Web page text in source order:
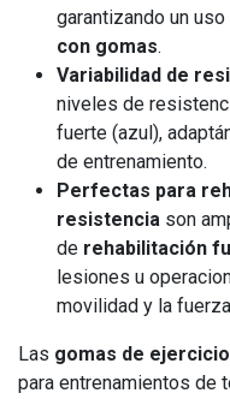
garantizando un
con gomas.
Variabilidad de
niveles de
fuerte (azul),
de entrenamiento.
Perfectas para
resistencia son
de rehabilitación
lesiones u
movilidad y la
Las gomas de ejercicio
para entrenamientos de